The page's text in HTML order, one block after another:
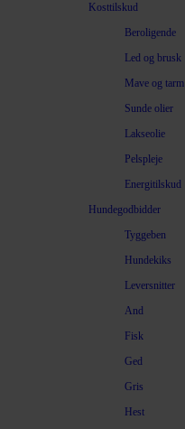
Kosttilskud
Beroligende
Led og brusk
Mave og tarm
Sunde olier
Lakseolie
Pelspleje
Energitilskud
Hundegodbidder
Tyggeben
Hundekiks
Leversnitter
And
Fisk
Ged
Gris
Hest